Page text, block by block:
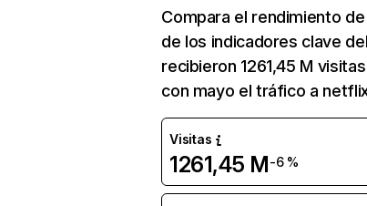
Compara el rendimiento
de los indicadores clave
recibieron 1261,45 M
con mayo el tráfico a
Visitas
1261,45 M-6 %